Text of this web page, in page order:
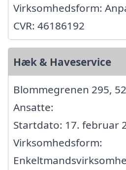
Virksomhedsform:
CVR: 46186192
Hæk & Haveservice
Blommegrenen 295,
Ansatte:
Startdato: 17. februar
Virksomhedsform: